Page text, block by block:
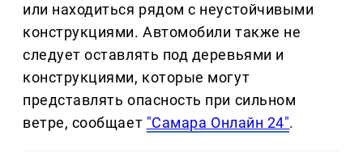
или находиться рядом с неустойчивыми
конструкциями. Автомобили также не
следует оставлять под деревьями и
конструкциями, которые могут
представлять опасность при сильном
ветре, сообщает "Самара Онлайн 24".